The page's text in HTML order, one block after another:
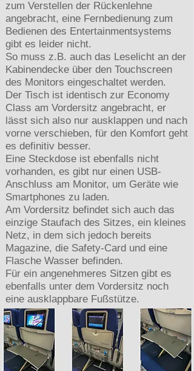
zum Verstellen der Rückenlehne
angebracht, eine Fernbedienung zum
Bedienen des Entertainmentsystems
gibt es leider nicht.
So muss z.B. auch das Leselicht an der
Kabinendecke über den Touchscreen
des Monitors eingeschaltet werden.
Der Tisch ist identisch zur Economy
Class am Vordersitz angebracht, er
lässt sich also nur ausklappen und nach
vorne verschieben, für den Komfort geht
es definitiv besser.
Eine Steckdose ist ebenfalls nicht
vorhanden, es gibt nur einen USB-
Anschluss am Monitor, um Geräte wie
Smartphones zu laden.
Am Vordersitz befindet sich auch das
einzige Staufach des Sitzes, ein kleines
Netz, in dem sich jedoch bereits
Magazine, die Safety-Card und eine
Flasche Wasser befinden.
Für ein angenehmeres Sitzen gibt es
ebenfalls unter dem Vordersitz noch
eine ausklappbare Fußstütze.